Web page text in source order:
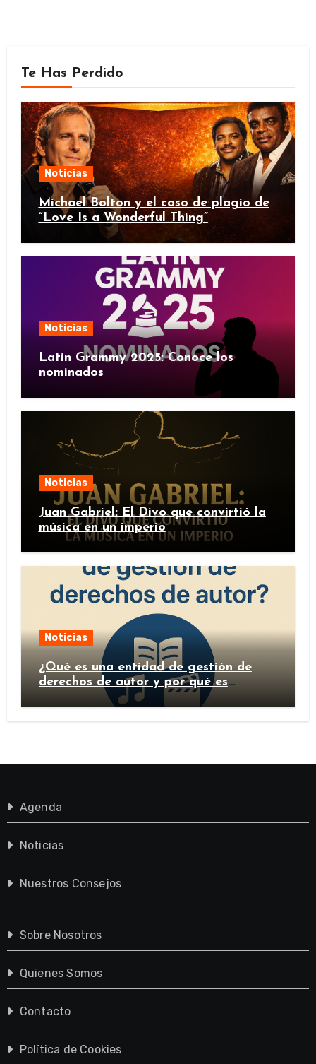
Te Has Perdido
Noticias
Michael Bolton y el caso de plagio de
“Love Is a Wonderful Thing”
Noticias
Latin Grammy 2025: Conoce los
nominados
Noticias
Juan Gabriel: El Divo que convirtió la
música en un imperio
Noticias
¿Qué es una entidad de gestión de
derechos de autor y por qué es
importante?
Agenda
Noticias
Nuestros Consejos
Sobre Nosotros
Quienes Somos
Contacto
Política de Cookies